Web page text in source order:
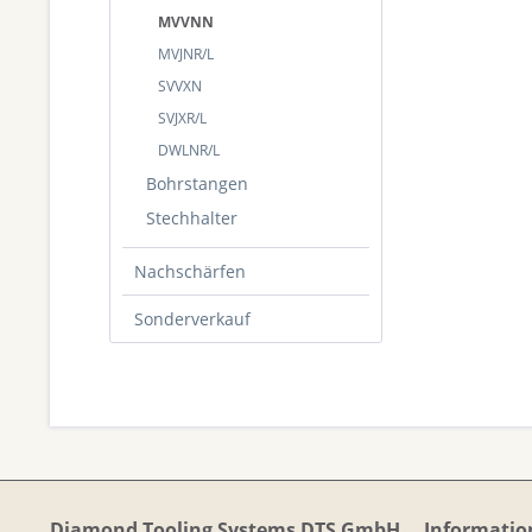
MVVNN
MVJNR/L
SVVXN
SVJXR/L
DWLNR/L
Bohrstangen
Stechhalter
Nachschärfen
Sonderverkauf